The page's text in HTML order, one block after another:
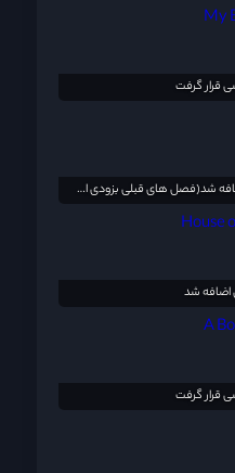
فصل 4 قسمت 1 زیرنویس فارسی اضافه شد(فصل های قبلی بزودی اضافه خواهد شد)